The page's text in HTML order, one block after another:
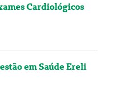
Cardiológicos
em Saúde Ereli